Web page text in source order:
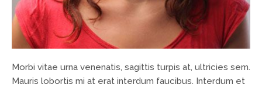
Morbi vitae urna venenatis, sagittis turpis at, ultricies sem.
Mauris lobortis mi at erat interdum faucibus. Interdum et